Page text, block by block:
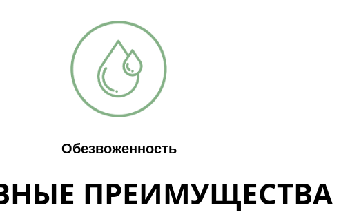
Обезвоженность
ПРЕИМУЩЕСТВА